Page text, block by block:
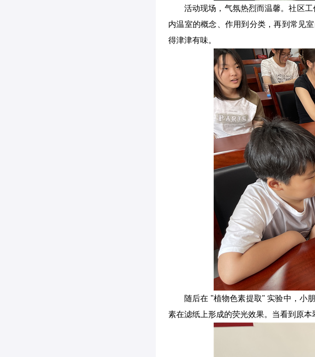
活动现场，气氛热烈而温馨。社区
内温室的概念、作用到分类，再到常见
得津津有味。
随后在 "植物色素提取" 实验中，小
素在滤纸上形成的荧光效果。当看到原